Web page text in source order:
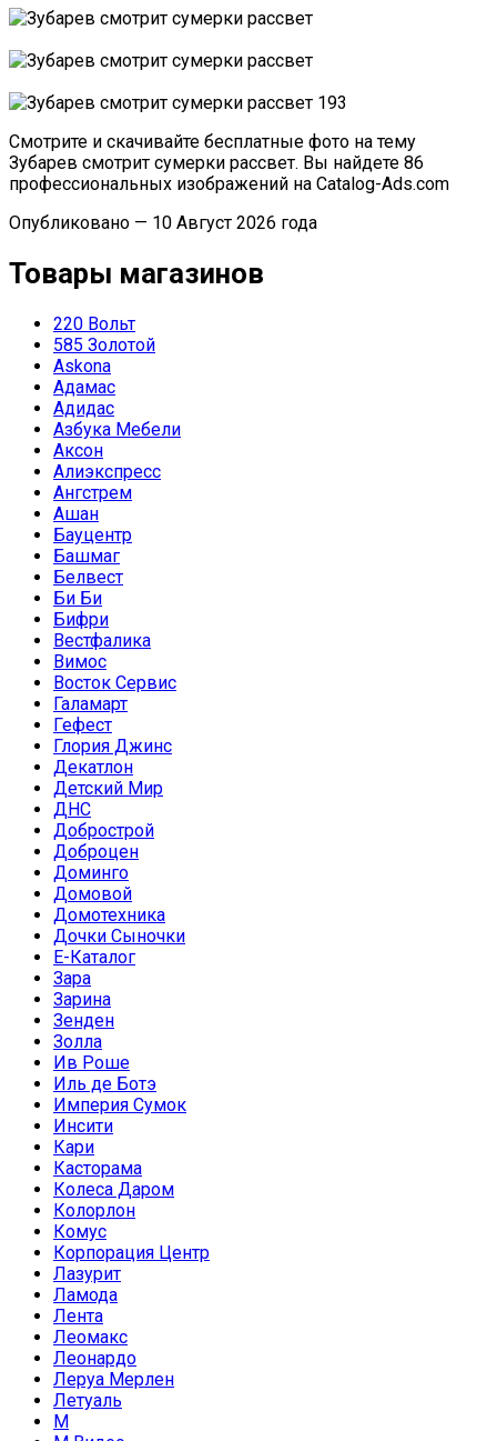
Смотрите и скачивайте бесплатные фото на тему
Зубарев смотрит сумерки рассвет. Вы найдете 86
профессиональных изображений на Catalog-Ads.com
Опубликовано — 10 Август 2026 года
Товары магазинов
220 Вольт
585 Золотой
Askona
Адамас
Адидас
Азбука Мебели
Аксон
Алиэкспресс
Ангстрем
Ашан
Бауцентр
Башмаг
Белвест
Би Би
Бифри
Вестфалика
Вимос
Восток Сервис
Галамарт
Гефест
Глория Джинс
Декатлон
Детский Мир
ДНС
Добрострой
Доброцен
Доминго
Домовой
Домотехника
Дочки Сыночки
Е-Каталог
Зара
Зарина
Зенден
Золла
Ив Роше
Иль де Ботэ
Империя Сумок
Инсити
Кари
Касторама
Колеса Даром
Колорлон
Комус
Корпорация Центр
Лазурит
Ламода
Лента
Леомакс
Леонардо
Леруа Мерлен
Летуаль
М